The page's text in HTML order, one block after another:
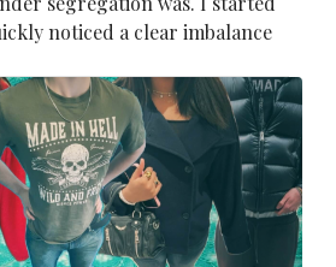
noticed a clear imbalance